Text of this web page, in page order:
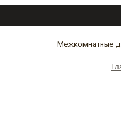
Межкомнатные